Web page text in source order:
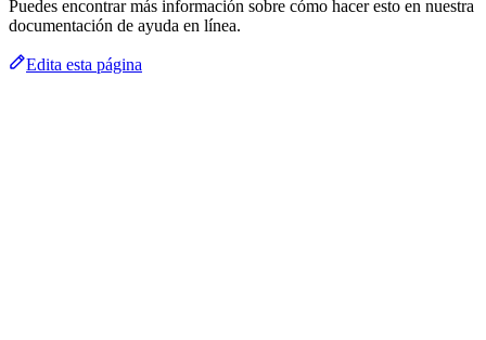
Puedes encontrar más información sobre cómo hacer esto en nuestra
documentación de ayuda en línea.
Edita esta página